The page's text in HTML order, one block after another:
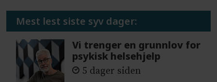
Mest lest siste syv dager:
Vi trenger en grunnlov for
psykisk helsehjelp
5 dager siden